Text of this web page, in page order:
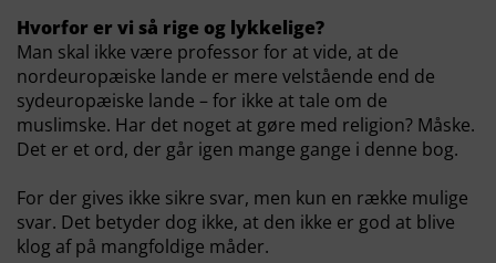
Hvorfor er vi så rige og lykkelige?
Man skal ikke være professor for at vide, at de
nordeuropæiske lande er mere velstående end de
sydeuropæiske lande – for ikke at tale om de
muslimske. Har det noget at gøre med religion? Måske.
Det er et ord, der går igen mange gange i denne bog.
For der gives ikke sikre svar, men kun en række mulige
svar. Det betyder dog ikke, at den ikke er god at blive
klog af på mangfoldige måder.